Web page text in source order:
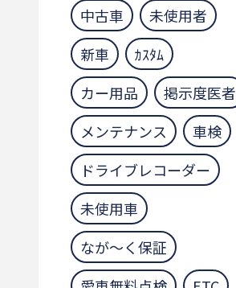
中古車
未使用者
新車
ｶｽﾀﾑ
カー用品
掲示度医者
メンテナンス
車検
ドライブレコーダー
未使用車
なが～く保証